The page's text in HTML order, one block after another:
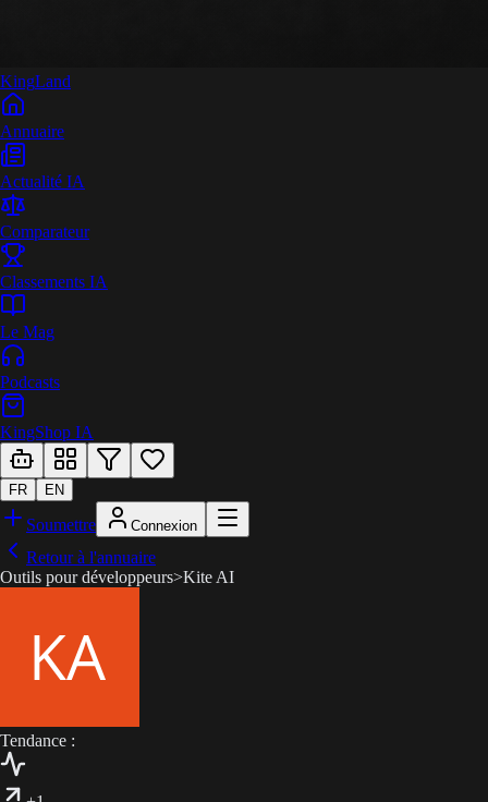
KingLand
Annuaire
Actualité IA
Comparateur
Classements IA
Le Mag
Podcasts
KingShop IA
FR EN
Soumettre Connexion
Retour à l'annuaire
Outils pour développeurs>Kite AI
Tendance :